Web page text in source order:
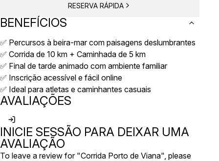
RESERVA RÁPIDA
BENEFÍCIOS
✅ Percursos à beira-mar com paisagens deslumbrantes
✅ Corrida de 10 km + Caminhada de 5 km
✅ Final de tarde animado com ambiente familiar
✅ Inscrição acessível e fácil online
✅ Ideal para atletas e caminhantes casuais
AVALIAÇÕES
INICIE SESSÃO PARA DEIXAR UMA
AVALIAÇÃO
To leave a review for "Corrida Porto de Viana", please